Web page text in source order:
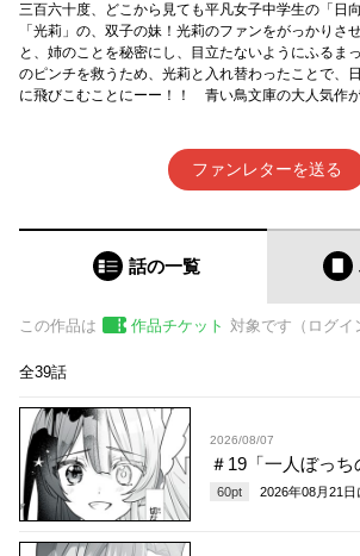
三百六十度、どこから見ても平凡女子中学生の「日
「光莉」の、双子の妹！光莉のファンをがっかりさ
と、姉のことを秘密にし、目立たないようにふるま
のピンチを救うため、光莉と入れ替わったことで、
に飛びこむことにーー！！ 青い鳥文庫の大人気作
ファンレターを送る
話の一覧
この作品は 作品チケット 対象です（ログイ
全39話
2026/08/07
＃19「一人ぼっ
60pt 2026年08月21日